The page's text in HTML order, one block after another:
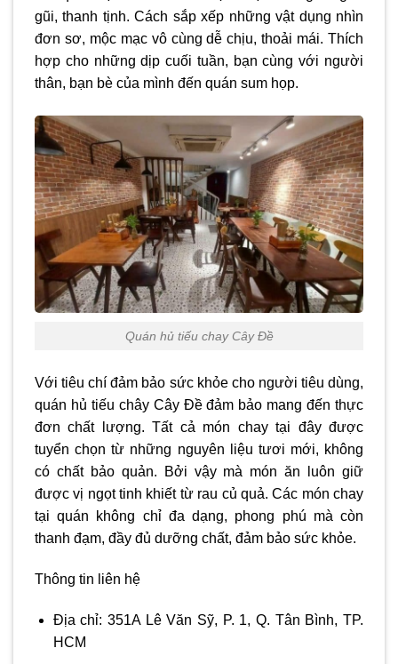
gũi, thanh tịnh. Cách sắp xếp những vật dụng nhìn
đơn sơ, mộc mạc vô cùng dễ chịu, thoải mái. Thích
hợp cho những dịp cuối tuần, bạn cùng với người
thân, bạn bè của mình đến quán sum họp.
Quán hủ tiếu chay Cây Đề
Với tiêu chí đảm bảo sức khỏe cho người tiêu dùng,
quán hủ tiếu chây Cây Đề đảm bảo mang đến thực
đơn chất lượng. Tất cả món chay tại đây được
tuyển chọn từ những nguyên liệu tươi mới, không
có chất bảo quản. Bởi vậy mà món ăn luôn giữ
được vị ngọt tinh khiết từ rau củ quả. Các món chay
tại quán không chỉ đa dạng, phong phú mà còn
thanh đạm, đầy đủ dưỡng chất, đảm bảo sức khỏe.
Thông tin liên hệ
Địa chỉ: 351A Lê Văn Sỹ, P. 1, Q. Tân Bình, TP.
HCM